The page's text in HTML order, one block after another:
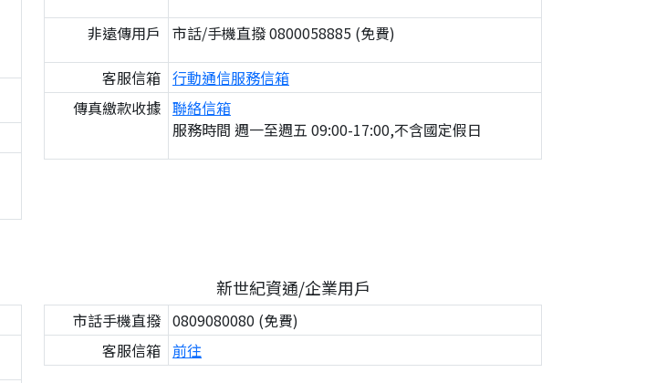
非遠傳用戶 市話/手機直撥 0800058885 (免費)
客服信箱 行動通信服務信箱
傳真繳款收據 聯絡信箱
服務時間 週一至週五 09:00-17:00,不含國定假日
新世紀資通/企業用戶
市話手機直撥 0809080080 (免費)
客服信箱 前往